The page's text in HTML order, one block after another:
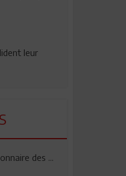
leur
des ...